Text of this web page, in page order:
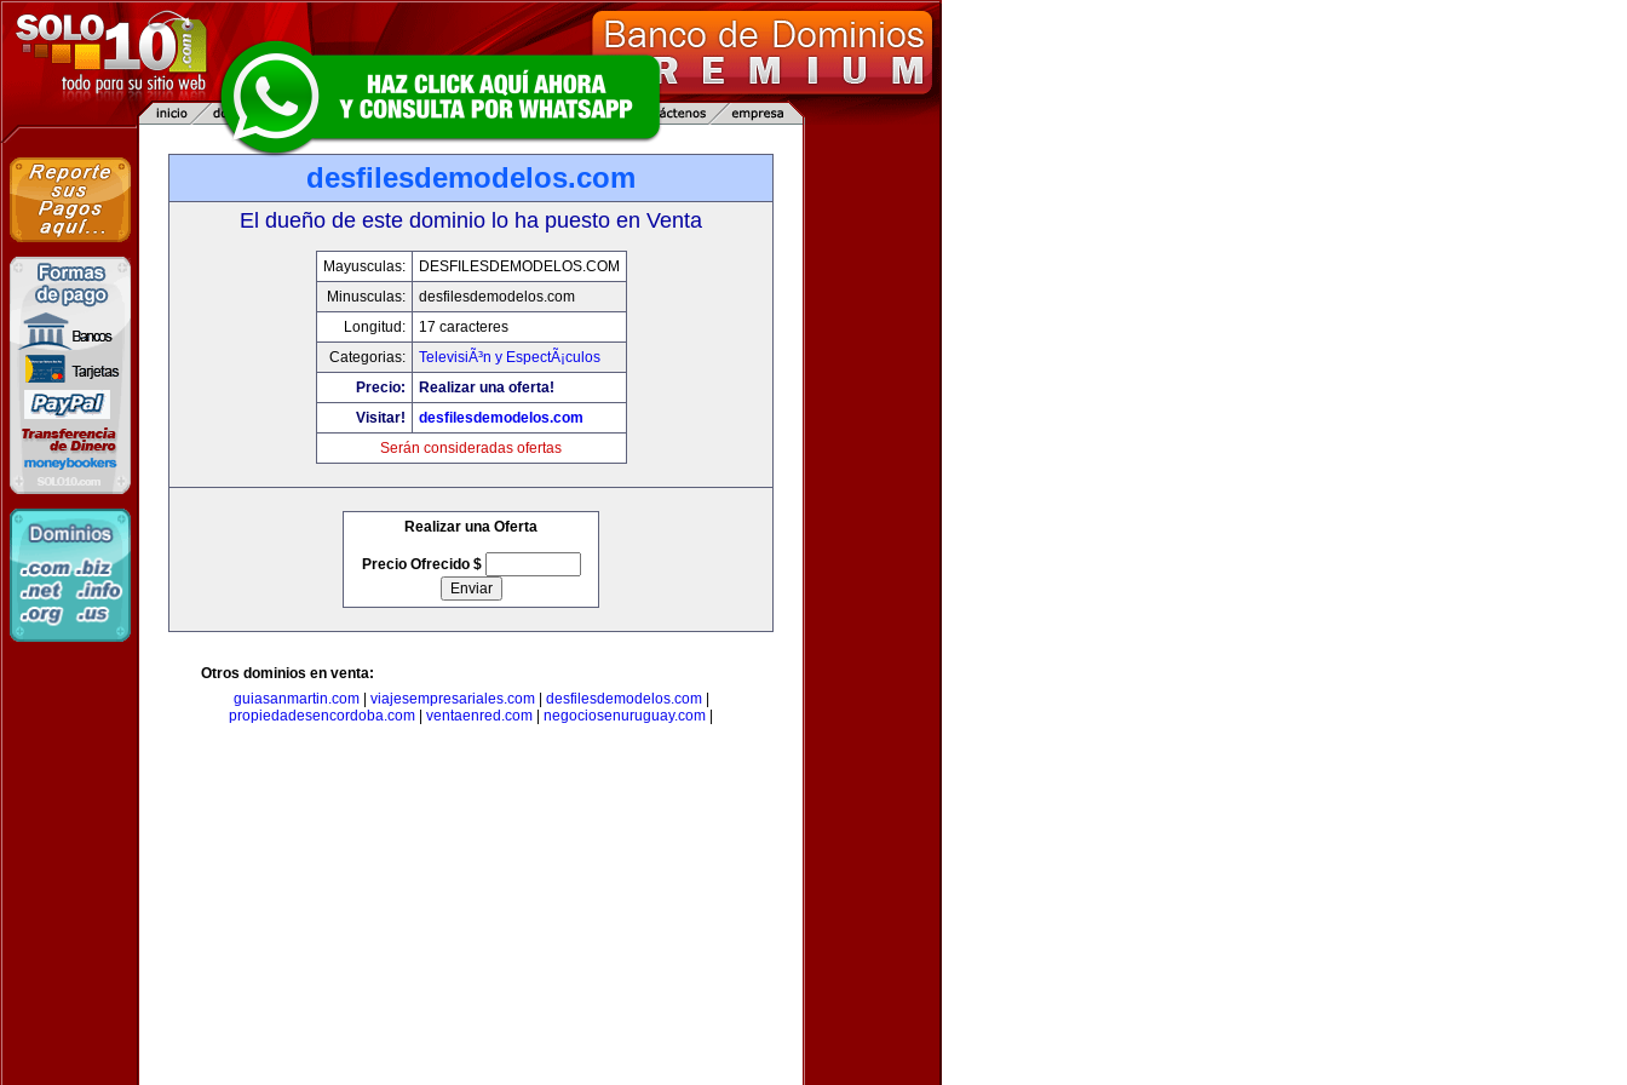
desfilesdemodelos.com
El dueño de este dominio lo ha puesto en Venta
Mayusculas:
DESFILESDEMODELOS.COM
Minusculas:
desfilesdemodelos.com
Longitud:
17 caracteres
Categorias:
TelevisiÃ³n y EspectÃ¡culos
Precio:
Realizar una oferta!
Visitar!
desfilesdemodelos.com
Serán consideradas ofertas
Realizar una Oferta
Precio Ofrecido $
Otros dominios en venta:
guiasanmartin.com| viajesempresariales.com| desfilesdemodelos.com|
propiedadesencordoba.com
ventaenred.com negociosenuruguay.com